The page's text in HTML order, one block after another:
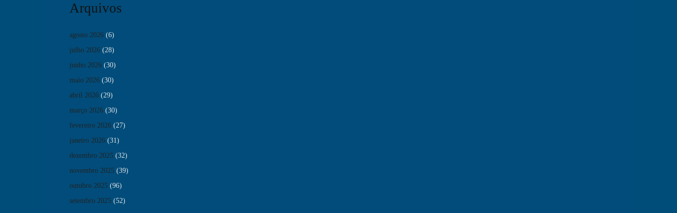
Arquivos
agosto 2026 (6)
julho 2026 (28)
junho 2026 (30)
maio 2026 (30)
abril 2026 (29)
março 2026 (30)
fevereiro 2026 (27)
janeiro 2026 (31)
dezembro 2025 (32)
novembro 2025 (39)
outubro 2025 (96)
setembro 2025 (52)